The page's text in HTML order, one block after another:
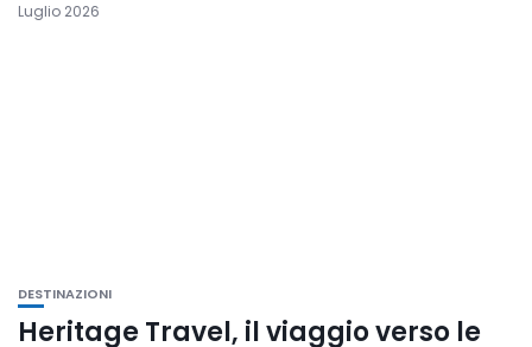
Luglio 2026
DESTINAZIONI
Heritage Travel, il viaggio verso le